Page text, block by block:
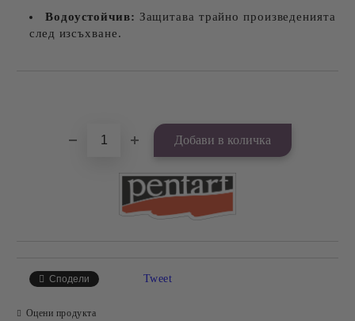
Водоустойчив: Защитава трайно произведенията
след изсъхване.
Сподели Tweet
Оцени продукта